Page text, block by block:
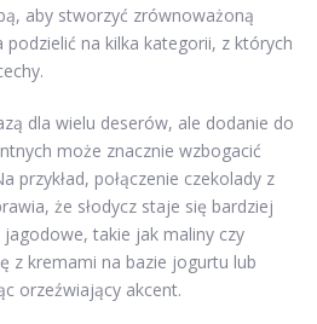
aby stworzyć zrównoważoną
na kilka kategorii, z których
dla wielu deserów, ale dodanie do
może znacznie wzbogacić
przykład, połączenie czekolady z
że słodycz staje się bardziej
takie jak maliny czy
z kremami na bazie jogurtu lub
orzeźwiający akcent.